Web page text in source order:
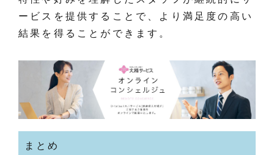
ービスを提供することで、より満足度の高い
結果を得ることができます。
まとめ